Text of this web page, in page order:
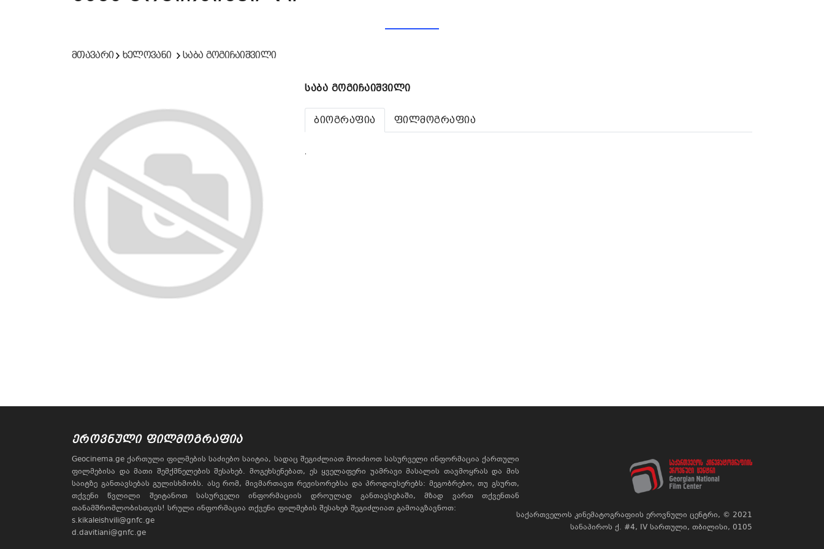
მთავარი ხელოვანი საბა გოგიჩაიშვილი
საბა გოგიჩაიშვილი
ბიოგრაფია ფილმოგრაფია
.
ᲔᲠᲝᲕᲜᲣᲚᲘ ᲤᲘᲚᲛᲝᲒᲠᲐᲤᲘᲐ
Geocinema.ge ქართული ფილმების საძიებო საიტია, სადაც შეგიძლიათ მოიძიოთ სასურველი ინფორმაცია ქართული
ფილმებისა და მათი შემქმნელების შესახებ. მოგეხსენებათ, ეს ყველაფერი უამრავი მასალის თავმოყრას და მის
საიტზე განთავსებას გულისხმობს. ასე რომ, მივმართავთ რეჟისორებსა და პროდიუსერებს: მეგობრებო, თუ გსურთ,
თქვენი წვლილი შეიტანოთ სასურველი ინფორმაციის დროულად განთავსებაში, მზად ვართ თქვენთან
თანამშრომლობისთვის! სრული ინფორმაცია თქვენი ფილმების შესახებ შეგიძლიათ გამოაგზავნოთ:
s.kikaleishvili@gnfc.ge
d.davitiani@gnfc.ge
საქართველოს კინემატოგრაფიის ეროვნული ცენტრი, © 2021
სანაპიროს ქ. #4, IV სართული, თბილისი, 0105